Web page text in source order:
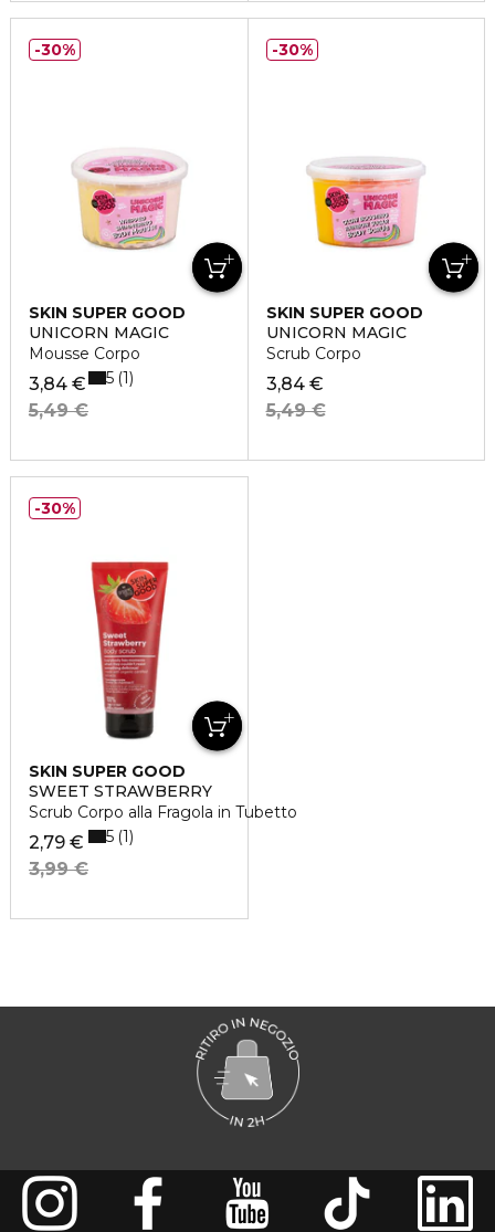
SKIN SUPER GOOD
UNICORN MAGIC
Mousse Corpo
3,84 €
5,49 €
5 1
30%
SKIN SUPER GOOD
UNICORN MAGIC
Scrub Corpo
3,84 €
5,49 €
30%
SKIN SUPER GOOD
SWEET STRAWBERRY
Scrub Corpo alla Fragola in Tubetto
2,79 €
3,99 €
5 1
30%